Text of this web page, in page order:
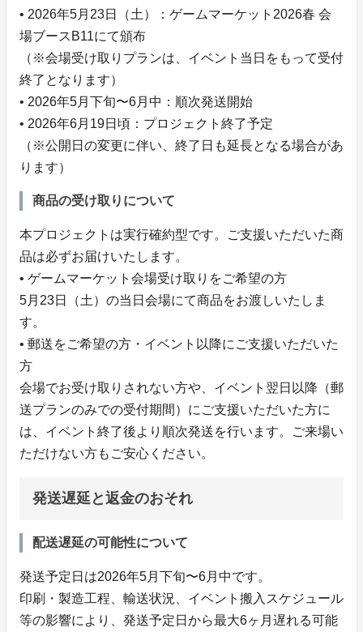
• 2026年5月23日（土）：ゲームマーケット2026春 会
場ブースB11にて頒布
（※会場受け取りプランは、イベント当日をもって受付
終了となります）
• 2026年5月下旬〜6月中：順次発送開始
• 2026年6月19日頃：プロジェクト終了予定
（※公開日の変更に伴い、終了日も延長となる場合があ
ります）
商品の受け取りについて
本プロジェクトは実行確約型です。ご支援いただいた商
品は必ずお届けいたします。
• ゲームマーケット会場受け取りをご希望の方
5月23日（土）の当日会場にて商品をお渡しいたしま
す。
• 郵送をご希望の方・イベント以降にご支援いただいた
方
会場でお受け取りされない方や、イベント翌日以降（郵
送プランのみでの受付期間）にご支援いただいた方に
は、イベント終了後より順次発送を行います。ご来場い
ただけない方もご安心ください。
発送遅延と返金のおそれ
配送遅延の可能性について
発送予定日は2026年5月下旬〜6月中です。
印刷・製造工程、輸送状況、イベント搬入スケジュール
等の影響により、発送予定日から最大6ヶ月遅れる可能